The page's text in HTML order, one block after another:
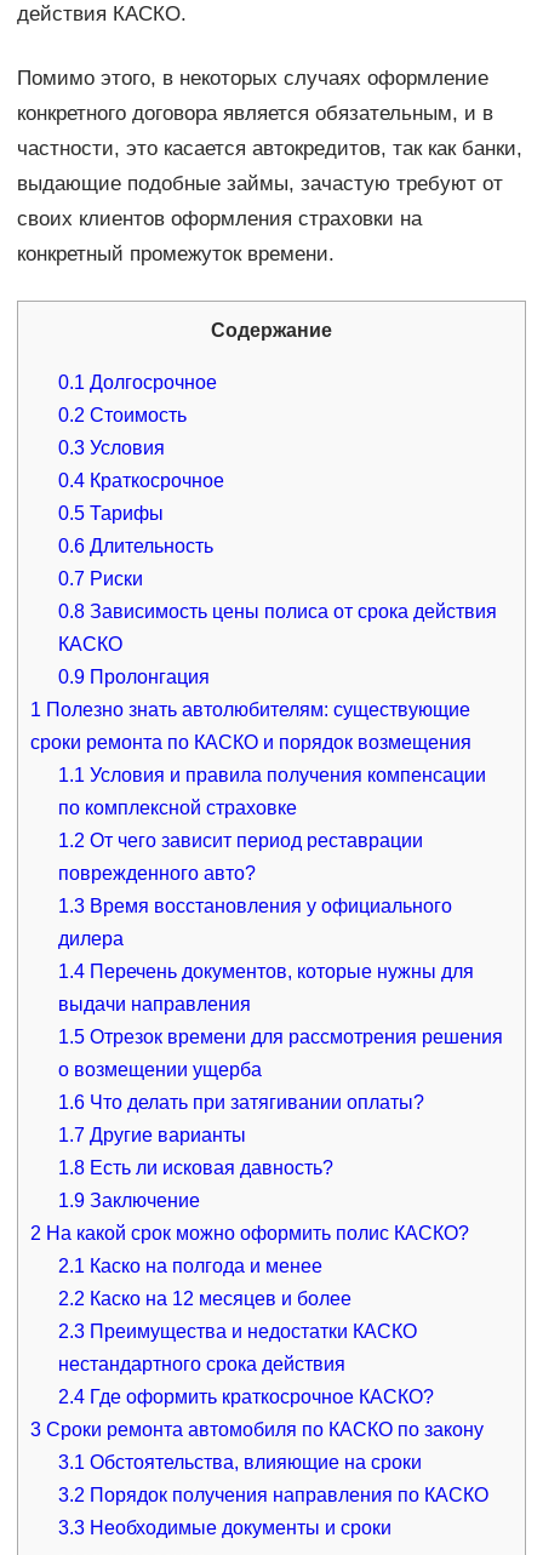
действия КАСКО.
Помимо этого, в некоторых случаях оформление
конкретного договора является обязательным, и в
частности, это касается автокредитов, так как банки,
выдающие подобные займы, зачастую требуют от
своих клиентов оформления страховки на
конкретный промежуток времени.
Содержание
0.1 Долгосрочное
0.2 Стоимость
0.3 Условия
0.4 Краткосрочное
0.5 Тарифы
0.6 Длительность
0.7 Риски
0.8 Зависимость цены полиса от срока действия
КАСКО
0.9 Пролонгация
1 Полезно знать автолюбителям: существующие
сроки ремонта по КАСКО и порядок возмещения
1.1 Условия и правила получения компенсации
по комплексной страховке
1.2 От чего зависит период реставрации
поврежденного авто?
1.3 Время восстановления у официального
дилера
1.4 Перечень документов, которые нужны для
выдачи направления
1.5 Отрезок времени для рассмотрения решения
о возмещении ущерба
1.6 Что делать при затягивании оплаты?
1.7 Другие варианты
1.8 Есть ли исковая давность?
1.9 Заключение
2 На какой срок можно оформить полис КАСКО?
2.1 Каско на полгода и менее
2.2 Каско на 12 месяцев и более
2.3 Преимущества и недостатки КАСКО
нестандартного срока действия
2.4 Где оформить краткосрочное КАСКО?
3Сроки ремонта автомобиля по КАСКО по закону
3.1 Обстоятельства, влияющие на сроки
3.2 Порядок получения направления по КАСКО
3.3 Необходимые документы и сроки